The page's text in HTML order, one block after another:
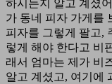
하시는지 알고 계셨
가 동네 피자 가게를
피자를 그렇게 팔고,
렇게 해야 한다고 비
래서 엄마는 제가 비
알고 계셨고, 여기에